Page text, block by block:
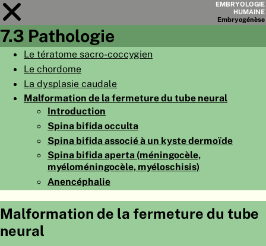
EMBRYOLOGIE
HUMAINE
Embryogénèse
Module7
OBJECTIFS
◀PAGES▶
ACCUEIL
7.3 Pathologie
Le tératome sacro-coccygien
Le chordome
La dysplasie caudale
Malformation de la fermeture du tube neural
Introduction
Spina bifida occulta
Spina bifida associé à un kyste dermoïde
Spina bifida aperta (méningocèle,
myéloméningocèle, myéloschisis)
Anencéphalie
Malformation de la fermeture du tube
neural